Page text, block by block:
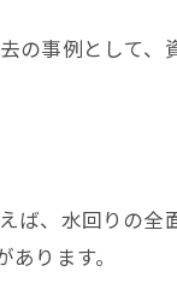
の事例として、
ば、水回りの全
ります。